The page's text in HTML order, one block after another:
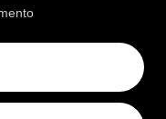
da Juventude
antes